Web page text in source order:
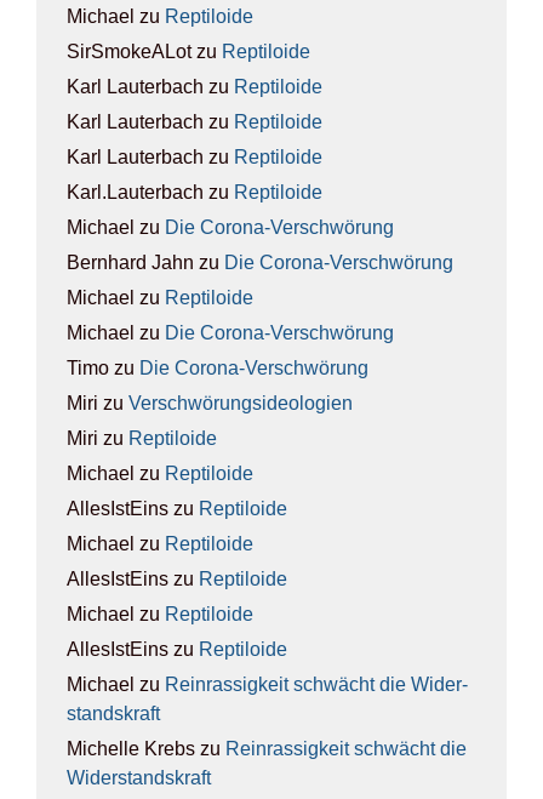
Michael zu Rep­ti­lo­ide
SirSmokeALotzu Rep­ti­lo­ide
Karl Lauterbach zu Rep­ti­lo­ide
Karl Lauterbach zu Rep­ti­lo­ide
Karl Lauterbach zu Rep­ti­lo­ide
Karl.Lauterbach zu Rep­ti­lo­ide
Michael zu Die Coro­na-Ver­schwö­rung
Bernhard Jahn zu Die Coro­na-Ver­schwö­rung
Michael zu Rep­ti­lo­ide
Michael zu Die Coro­na-Ver­schwö­rung
Timo zu Die Coro­na-Ver­schwö­rung
Miri zu Ver­schwö­rungs­ideo­lo­gien
Miri zu Rep­ti­lo­ide
Michael zu Rep­ti­lo­ide
AllesIstEins zu Rep­ti­lo­ide
Michael zu Rep­ti­lo­ide
AllesIstEins zu Rep­ti­lo­ide
Michael zu Rep­ti­lo­ide
AllesIstEins zu Rep­ti­lo­ide
Michael zu Rein­ras­sig­keit schwächt die Wider­
stands­kraft
Michelle Krebs zu Rein­ras­sig­keit schwächt die
Wider­stands­kraft